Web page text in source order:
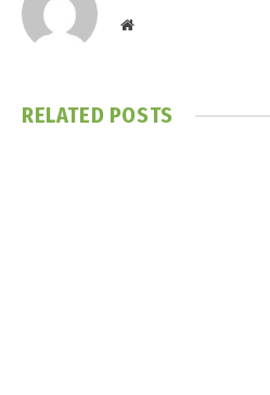
Website
RELATED POSTS